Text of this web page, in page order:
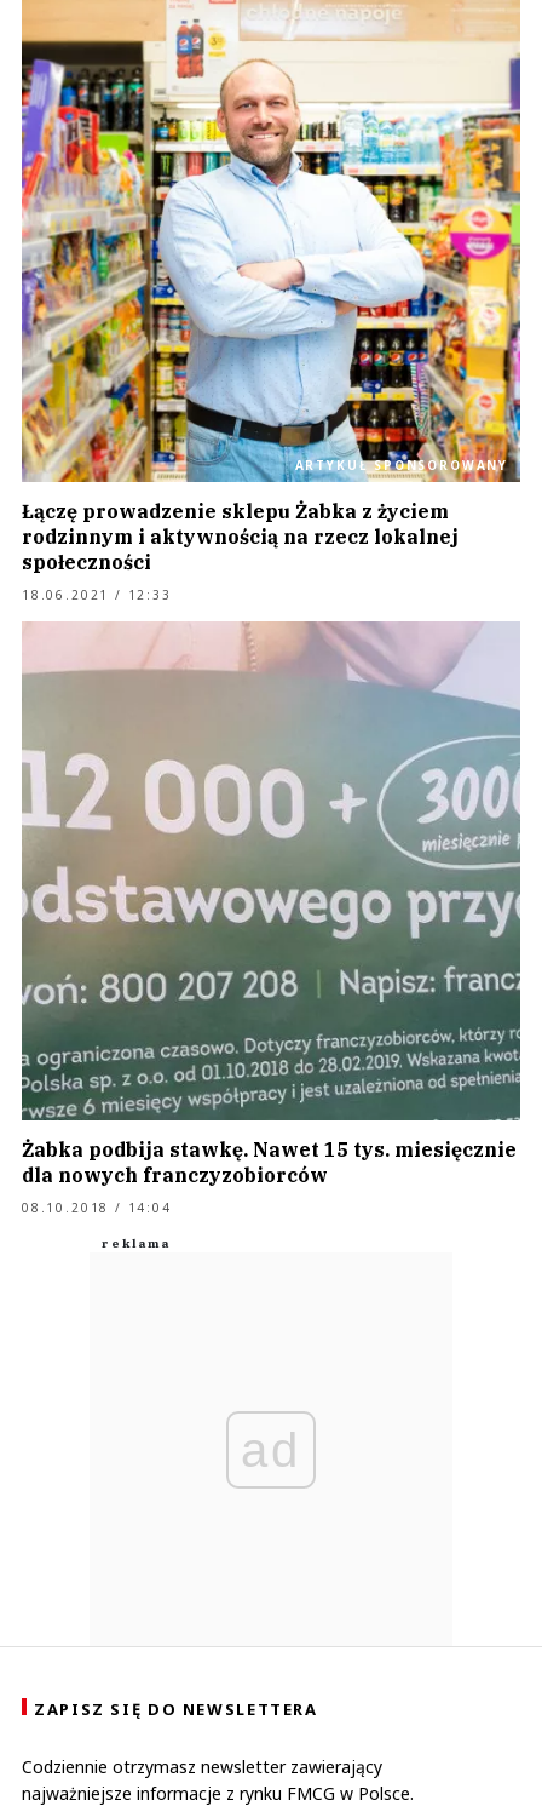
ARTYKUŁ SPONSOROWANY
Łączę prowadzenie sklepu Żabka z życiem
rodzinnym i aktywnością na rzecz lokalnej
społeczności
18.06.2021 / 12:33
Żabka podbija stawkę. Nawet 15 tys. miesięcznie
dla nowych franczyzobiorców
08.10.2018 / 14:04
ad
ZAPISZ SIĘ DO NEWSLETTERA
Codziennie otrzymasz newsletter zawierający
najważniejsze informacje z rynku FMCG w Polsce.